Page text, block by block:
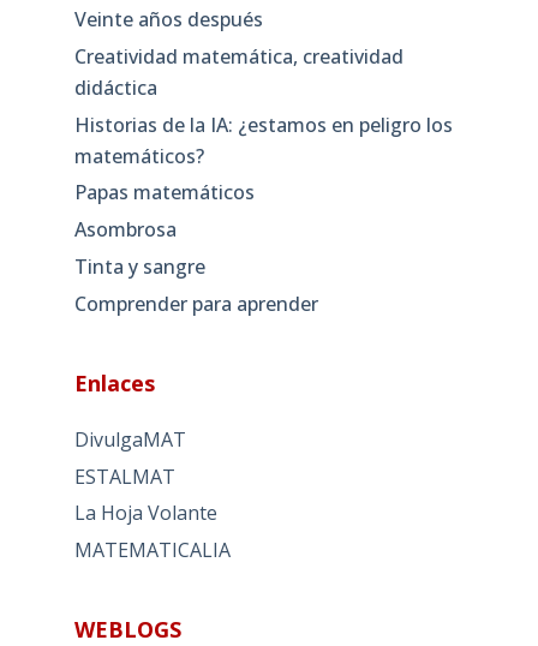
Veinte años después
Creatividad matemática, creatividad
didáctica
Historias de la IA: ¿estamos en peligro los
matemáticos?
Papas matemáticos
Asombrosa
Tinta y sangre
Comprender para aprender
Enlaces
DivulgaMAT
ESTALMAT
La Hoja Volante
MATEMATICALIA
WEBLOGS